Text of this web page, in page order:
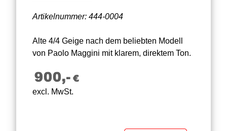
Artikelnummer: 444-0004
Alte 4/4 Geige nach dem beliebten Modell
von Paolo Maggini mit klarem, direktem Ton.
excl. MwSt.